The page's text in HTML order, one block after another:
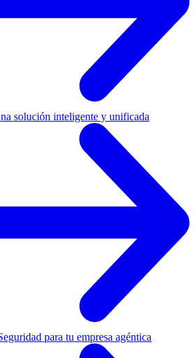
solución inteligente y unificada
para tu empresa agéntica